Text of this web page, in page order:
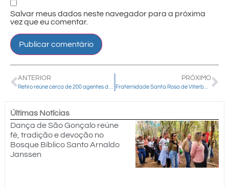
Salvar meus dados neste navegador para a próxima
vez que eu comentar.
ANTERIOR PRÓXIMO
Fraternidade Santa Rosa de Viterbo realiza ação solidária junto às comunidades indígenas de Pitanga
Últimas Notícias
Dança de São Gonçalo reúne
fé, tradição e devoção no
Bosque Bíblico Santo Arnaldo
Janssen